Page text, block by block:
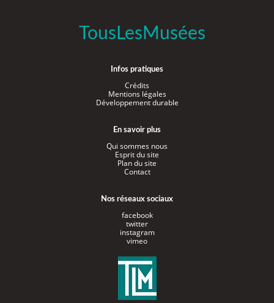
TousLesMusées
Infos pratiques
Crédits
Mentions légales
Développement durable
En savoir plus
Qui sommes nous
Esprit du site
Plan du site
Contact
Nos réseaux sociaux
facebook
twitter
instagram
vimeo